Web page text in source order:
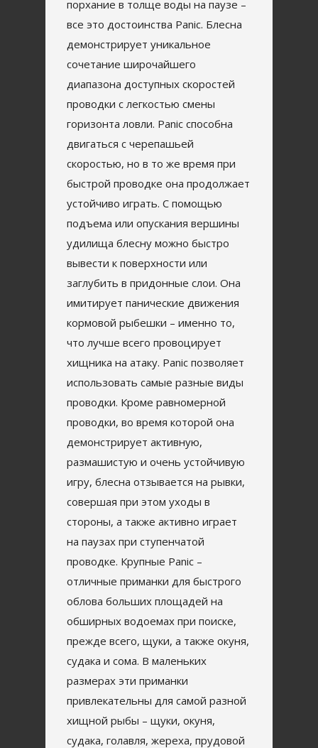
порхание в толще воды на паузе –
все это достоинства Panic. Блесна
демонстрирует уникальное
сочетание широчайшего
диапазона доступных скоростей
проводки с легкостью смены
горизонта ловли. Panic способна
двигаться с черепашьей
скоростью, но в то же время при
быстрой проводке она продолжает
устойчиво играть. С помощью
подъема или опускания вершины
удилища блесну можно быстро
вывести к поверхности или
заглубить в придонные слои. Она
имитирует панические движения
кормовой рыбешки – именно то,
что лучше всего провоцирует
хищника на атаку. Panic позволяет
использовать самые разные виды
проводки. Кроме равномерной
проводки, во время которой она
демонстрирует активную,
размашистую и очень устойчивую
игру, блесна отзывается на рывки,
совершая при этом уходы в
стороны, а также активно играет
на паузах при ступенчатой
проводке. Крупные Panic –
отличные приманки для быстрого
облова больших площадей на
обширных водоемах при поиске,
прежде всего, щуки, а также окуня,
судака и сома. В маленьких
размерах эти приманки
привлекательны для самой разной
хищной рыбы – щуки, окуня,
судака, голавля, жереха, прудовой